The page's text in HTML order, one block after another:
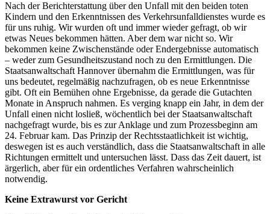
Nach der Berichterstattung über den Unfall mit den beiden toten
Kindern und den Erkenntnissen des Verkehrsunfalldienstes wurde es
für uns ruhig. Wir wurden oft und immer wieder gefragt, ob wir
etwas Neues bekommen hätten. Aber dem war nicht so. Wir
bekommen keine Zwischenstände oder Endergebnisse automatisch
– weder zum Gesundheitszustand noch zu den Ermittlungen. Die
Staatsanwaltschaft Hannover übernahm die Ermittlungen, was für
uns bedeutet, regelmäßig nachzufragen, ob es neue Erkenntnisse
gibt. Oft ein Bemühen ohne Ergebnisse, da gerade die Gutachten
Monate in Anspruch nahmen. Es verging knapp ein Jahr, in dem der
Unfall einen nicht losließ, wöchentlich bei der Staatsanwaltschaft
nachgefragt wurde, bis es zur Anklage und zum Prozessbeginn am
24. Februar kam. Das Prinzip der Rechtsstaatlichkeit ist wichtig,
deswegen ist es auch verständlich, dass die Staatsanwaltschaft in alle
Richtungen ermittelt und untersuchen lässt. Dass das Zeit dauert, ist
ärgerlich, aber für ein ordentliches Verfahren wahrscheinlich
notwendig.
Keine Extrawurst vor Gericht